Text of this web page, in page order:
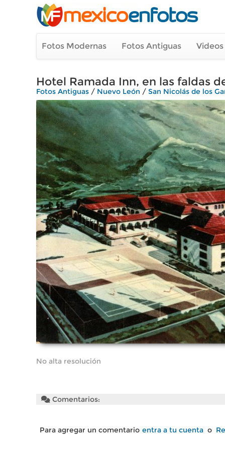
Fotos Modernas Fotos Antiguas
Hotel Ramada Inn, en las faldas
Fotos Antiguas / Nuevo León / San Nicolás de los
No alta resolución
Comentarios:
Para agregar un comentario entra a tu cuenta o